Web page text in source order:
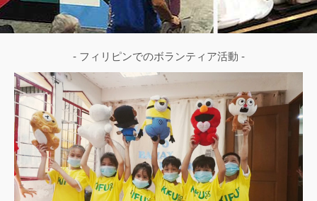
- フィリピンでのボランティア活動 -